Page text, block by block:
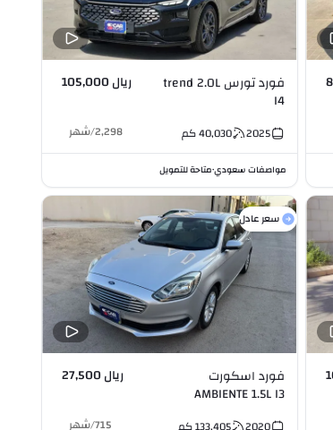
فورد تورس trend 2.0L
I4
ريال 105,000
2025
40,030كم 2,298
/شهر
مواصفات سعودي•متاحة للتمويل
سعر عادل
فورد اسكورت
AMBIENTE 1.5L I3
ريال 27,500
715
/شهر